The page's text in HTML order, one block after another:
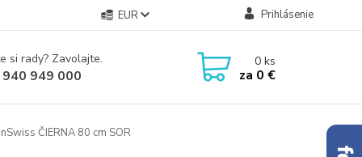
EUR Prihlásenie
si rady? Zavolajte.
949 000
0ks
za 0 €
ČIERNA 80 cm SOR